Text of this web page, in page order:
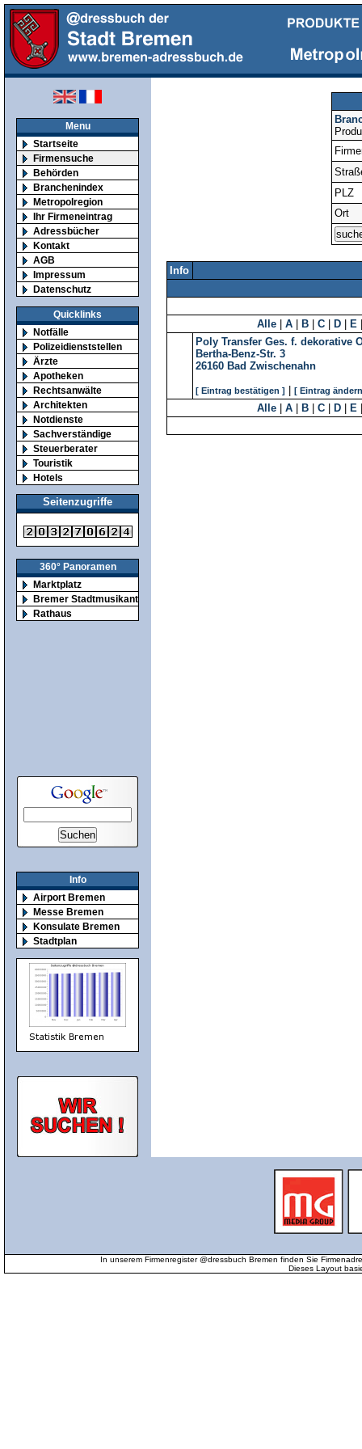
Menu
Startseite
Firmensuche
Behörden
Branchenindex
Metropolregion
Ihr Firmeneintrag
Adressbücher
Kontakt
AGB
Impressum
Datenschutz
Quicklinks
Notfälle
Polizeidienststellen
Ärzte
Apotheken
Rechtsanwälte
Architekten
Notdienste
Sachverständige
Steuerberater
Touristik
Hotels
Seitenzugriffe
360° Panoramen
Marktplatz
Bremer Stadtmusikanten
Rathaus
Info
Airport Bremen
Messe Bremen
Konsulate Bremen
Stadtplan
PLZ
Ort
Info
Alle A B C D E
Poly Transfer Ges. f. dekorative
Bertha-Benz-Str. 3
26160 Bad Zwischenahn
[ Eintrag bestätigen ] [ Eintrag
Alle A B C D E
In unserem Firmenregister @dressbuch Bremen finden Sie
Dieses Layout